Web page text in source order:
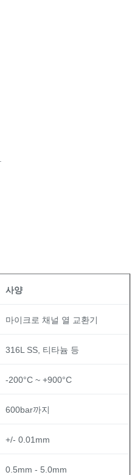
사양
마이크로 채널 열 교환기
316L SS, 티타늄 등
-200°C ~ +900°C
600bar까지
+/- 0.01mm
0.5mm - 5.0mm